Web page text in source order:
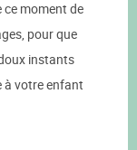
ce moment de
pour que
instants
à votre enfant